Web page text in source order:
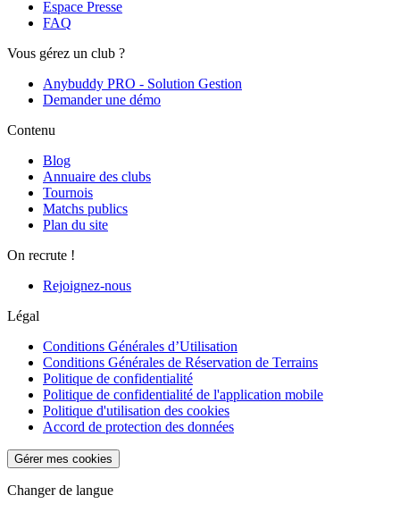
Espace Presse
FAQ
Vous gérez un club ?
Anybuddy PRO - Solution Gestion
Demander une démo
Contenu
Blog
Annuaire des clubs
Tournois
Matchs publics
Plan du site
On recrute !
Rejoignez-nous
Légal
Conditions Générales d’Utilisation
Conditions Générales de Réservation de Terrains
Politique de confidentialité
Politique de confidentialité de l'application mobile
Politique d'utilisation des cookies
Accord de protection des données
Gérer mes cookies
Changer de langue